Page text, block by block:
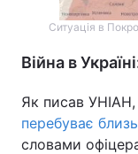
Ситуація в
Війна в
Як писав
перебуває
словами